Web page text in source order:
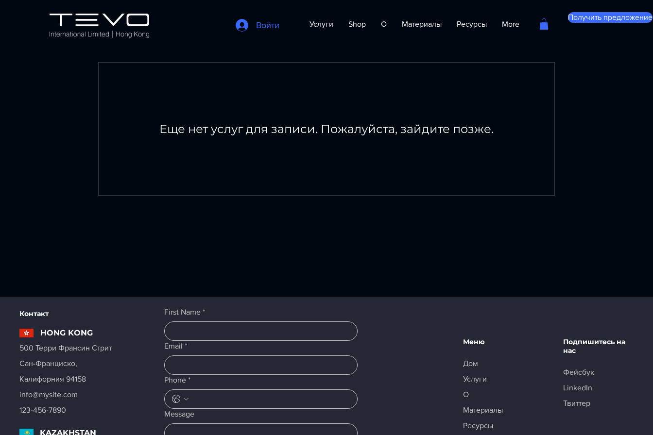
Войти Услуги Shop О Материалы Ресурсы More
Получить предложение
Еще нет услуг для записи. Пожалуйста, зайдите позже.
Контакт
HONG KONG
500 Терри Франсин Стрит
Сан-Франциско,
Калифорния 94158
info@mysite.com
123-456-7890
KAZAKHSTAN
First Name *
Email *
Phone *
Message
Меню
Дом
Услуги
О
Материалы
Ресурсы
Подпишитесь на
нас
Фейсбук
LinkedIn
Твиттер